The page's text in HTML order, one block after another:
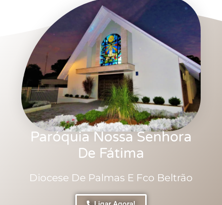
Paróquia Nossa Senhora
De Fátima
Diocese De Palmas E Fco Beltrão